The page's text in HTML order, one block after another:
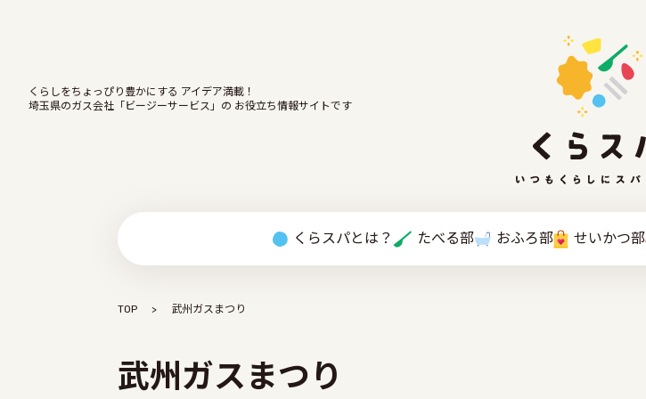
くらしをちょっぴり豊かにする アイデア満載！
埼玉県のガス会社「ビージーサービス」の お役立ち情報サイトです
くらスパとは？ たべる部 おふろ部 せいかつ部
TOP 武州ガスまつり
武州ガスまつり